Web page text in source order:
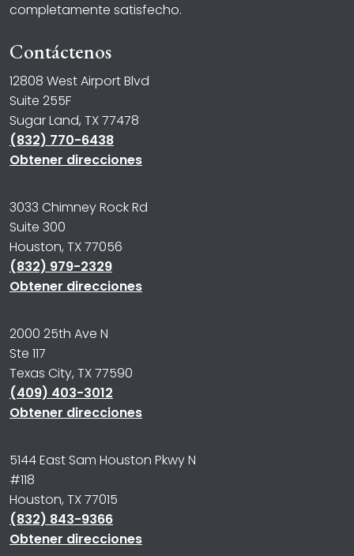
completamente satisfecho.
Contáctenos
12808 West Airport Blvd
Suite 255F
Sugar Land, TX 77478
(832) 770-6438
Obtener direcciones
3033 Chimney Rock Rd
Suite 300
Houston, TX 77056
(832) 979-2329
Obtener direcciones
2000 25th Ave N
Ste 117
Texas City, TX 77590
(409) 403-3012
Obtener direcciones
5144 East Sam Houston Pkwy N
#118
Houston, TX 77015
(832) 843-9366
Obtener direcciones